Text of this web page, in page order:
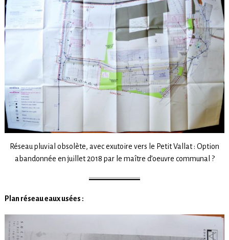
Réseau pluvial obsolète, avec exutoire vers le Petit Vallat : Option
abandonnée en juillet 2018 par le maître d’oeuvre communal ?
Plan réseau eaux usées :